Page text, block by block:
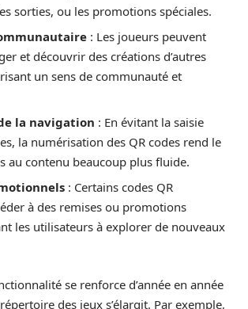
sorties, ou les promotions spéciales.
: Les joueurs peuvent
et découvrir des créations d’autres
un sens de communauté et
la navigation : En évitant la saisie
la numérisation des QR codes rend le
au contenu beaucoup plus fluide.
: Certains codes QR
à des remises ou promotions
les utilisateurs à explorer de nouveaux
se renforce d’année en année
des jeux s’élargit. Par exemple,